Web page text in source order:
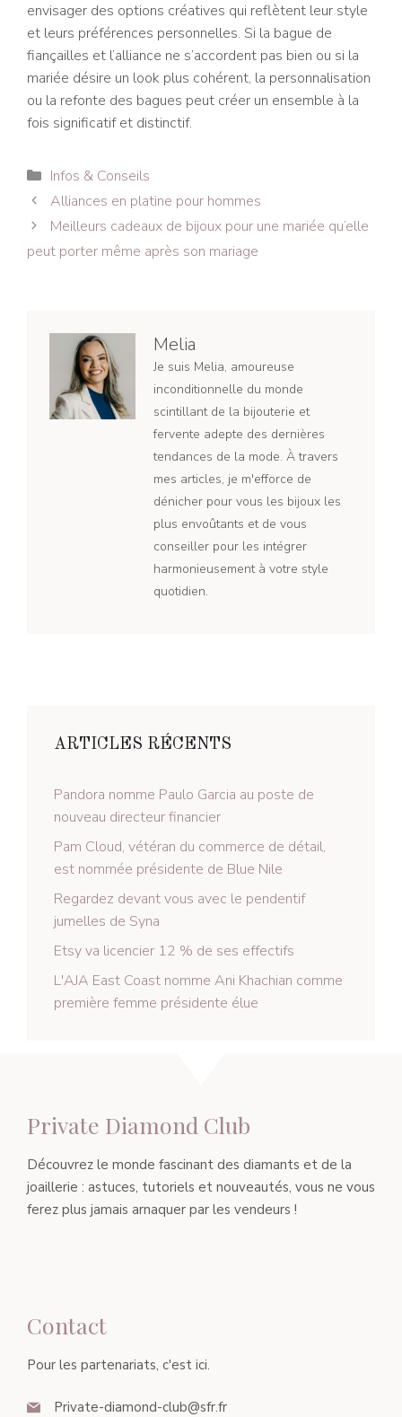
envisager des options créatives qui reflètent leur style
et leurs préférences personnelles. Si la bague de
fiançailles et l’alliance ne s’accordent pas bien ou si la
mariée désire un look plus cohérent, la personnalisation
ou la refonte des bagues peut créer un ensemble à la
fois significatif et distinctif.
Catégories
Infos & Conseils
Navigation
des
articles
Alliances en platine pour hommes
Meilleurs cadeaux de bijoux pour une mariée qu’elle
peut porter même après son mariage
Melia
Je suis Melia, amoureuse
inconditionnelle du monde
scintillant de la bijouterie et
fervente adepte des dernières
tendances de la mode. À travers
mes articles, je m'efforce de
dénicher pour vous les bijoux les
plus envoûtants et de vous
conseiller pour les intégrer
harmonieusement à votre style
quotidien.
ARTICLES RÉCENTS
Pandora nomme Paulo Garcia au poste de
nouveau directeur financier
Pam Cloud, vétéran du commerce de détail,
est nommée présidente de Blue Nile
Regardez devant vous avec le pendentif
jumelles de Syna
Etsy va licencier 12 % de ses effectifs
L'AJA East Coast nomme Ani Khachian comme
première femme présidente élue
Private Diamond Club
Découvrez le monde fascinant des diamants et de la
joaillerie : astuces, tutoriels et nouveautés, vous ne vous
ferez plus jamais arnaquer par les vendeurs !
Contact
Pour les partenariats, c'est ici.
Private-diamond-club@sfr.fr